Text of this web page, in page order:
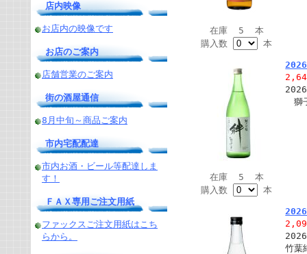
店内映像
お店内の映像です
お店のご案内
店舗営業のご案内
街の酒屋通信
8月中旬～商品ご案内
市内宅配配達
市内お酒・ビール等配達しま
す！
ＦＡＸ専用ご注文用紙
ファックスご注文用紙はこち
らから。
在庫 5 本
購入数
本
在庫 5 本
購入数
本
獅
竹葉